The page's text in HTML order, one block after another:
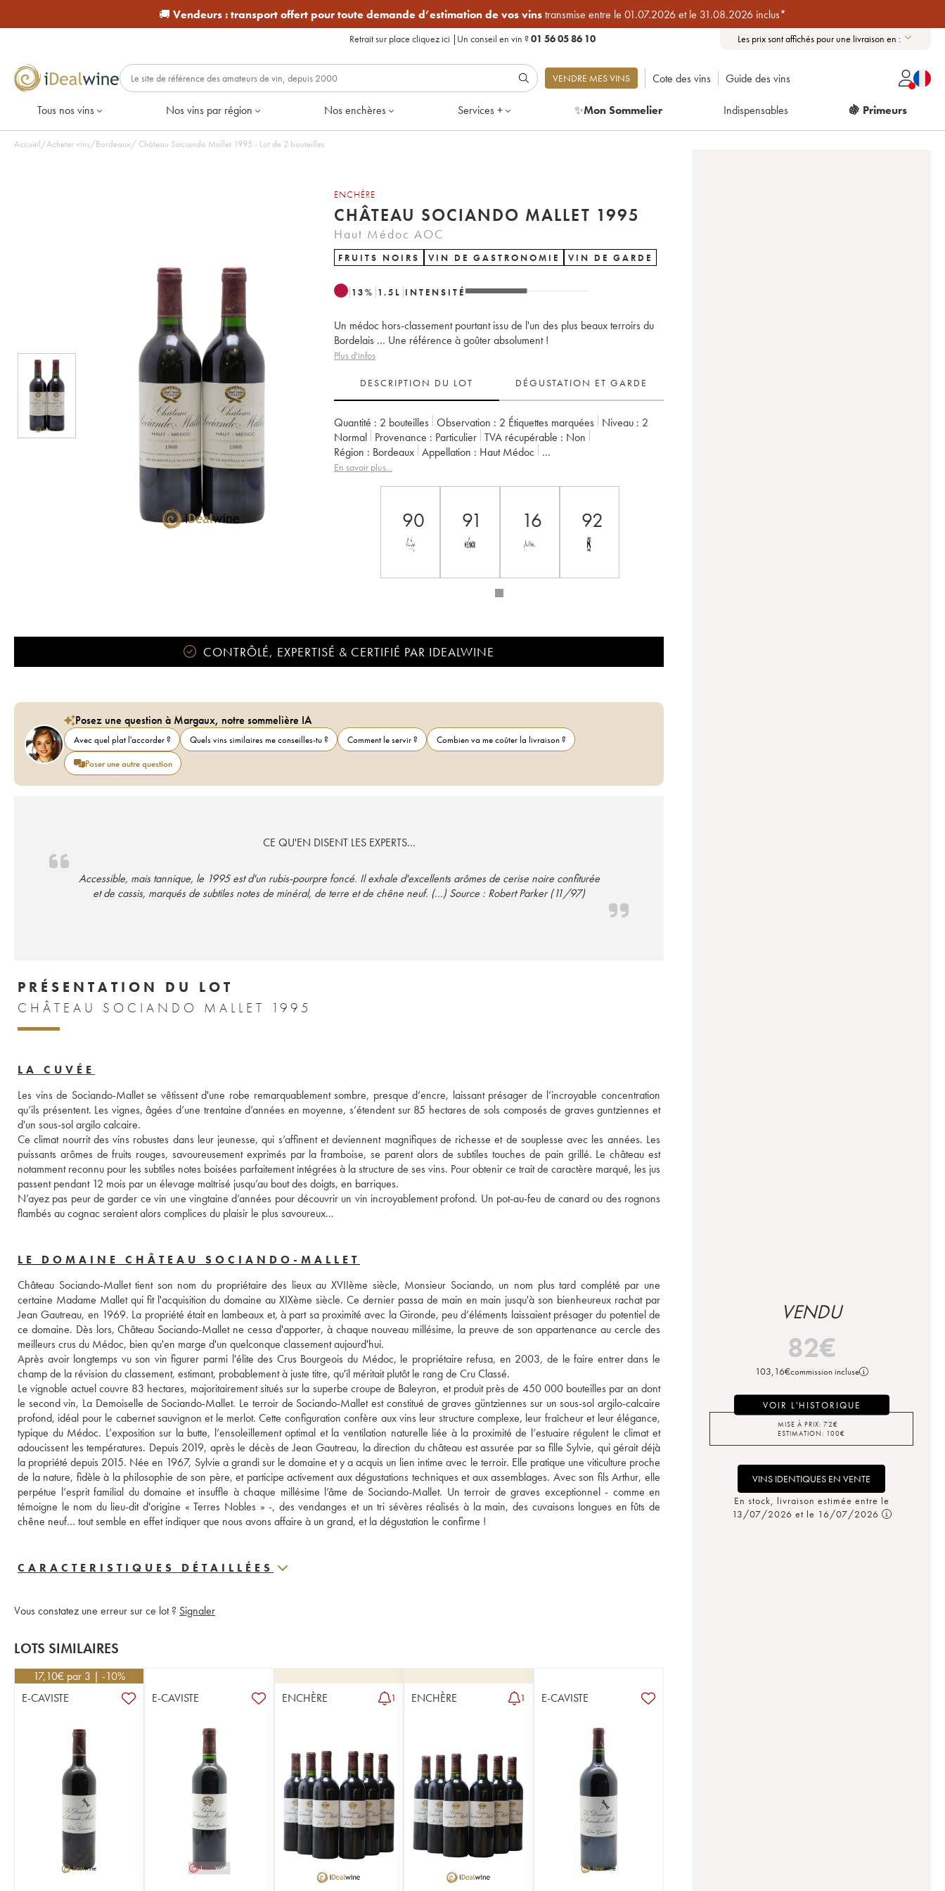
🚚 Vendeurs :transport offert pour toute demande d’estimation de vos vinstransmise entre le 01.07.2026 et le 31.08.2026 inclus*
Retrait sur place cliquez ici | Un conseil en vin ?01 56 05 86 10 Les prix sont affichés pour une livraison en :
VENDRE MES VINS Cote des vins Guide des vins
Tous nos vins Nos vins par région Nos enchères Services + ✨Mon Sommelier Indispensables 🍇 Primeurs
Accueil/Acheter vins/Bordeaux/ Château Sociando Mallet 1995 - Lot de 2 bouteilles
ENCHÈRE
CHÂTEAU SOCIANDO MALLET 1995
Haut Médoc AOC
FRUITS NOIRS VIN DE GASTRONOMIE VIN DE GARDE
13% 1.5 L INTENSITÉ
Un médoc hors-classement pourtant issu de l'un des plus beaux terroirs du
Bordelais ... Une référence à goûter absolument !
Plus d'infos
DESCRIPTION DU LOT DÉGUSTATION ET GARDE
Quantité : 2 bouteilles Observation : 2 Étiquettes marquées Niveau : 2
Normal
Provenance : particulier TVA récupérable :
non
Région :
Bordeaux Appellation :
Haut Médoc
Propriétaire :
En savoir plus...
90 91 16 92
CONTRÔLÉ, EXPERTISÉ & CERTIFIÉ PAR IDEALWINE
Posez une question à Margaux, notre sommelière IA
Avec quel plat l'accorder ? Quels vins similaires me conseilles-tu ? Comment le servir ?
Combien va me coûter la livraison ?
Poser une autre question
CE QU'EN DISENT LES EXPERTS...
Accessible, mais tannique, le 1995 est d'un rubis-pourpre foncé. Il exhale d'excellents arômes de cerise noire confiturée
et de cassis, marqués de subtiles notes de minéral, de terre et de chêne neuf. (...) Source : Robert Parker (11/97)
PRÉSENTATION DU LOT
CHÂTEAU SOCIANDO MALLET 1995
LA CUVÉE
Les vins de Sociando-Mallet se vêtissent d'une robe remarquablement sombre, presque d’encre, laissant présager de l’incroyable concentration
qu’ils présentent. Les vignes, âgées d’une trentaine d’années en moyenne, s’étendent sur 85 hectares de sols composés de graves guntziennes et
d'un sous-sol argilo calcaire.
Ce climat nourrit des vins robustes dans leur jeunesse, qui s’affinent et deviennent magnifiques de richesse et de souplesse avec les années. Les
puissants arômes de fruits rouges, savoureusement exprimés par la framboise, se parent alors de subtiles touches de pain grillé. Le château est
notamment reconnu pour les subtiles notes boisées parfaitement intégrées à la structure de ses vins. Pour obtenir ce trait de caractère marqué, les jus
passent pendant 12 mois par un élevage maîtrisé jusqu’au bout des doigts, en barriques.
N’ayez pas peur de garder ce vin une vingtaine d’années pour découvrir un vin incroyablement profond. Un pot-au-feu de canard ou des rognons
LE DOMAINE CHÂTEAU SOCIANDO-MALLET
Château Sociando-Mallet tient son nom du propriétaire des lieux au XVIIème siècle, Monsieur Sociando, un nom plus tard complété par une
certaine Madame Mallet qui fit l'acquisition du domaine au XIXème siècle. Ce dernier passa de main en main jusqu'à son bienheureux rachat par
Jean Gautreau, en 1969. La propriété était en lambeaux et, à part sa proximité avec la Gironde, peu d’éléments laissaient présager du potentiel de
ce domaine. Dès lors, Château Sociando-Mallet ne cessa d'apporter, à chaque nouveau millésime, la preuve de son appartenance au cercle des
meilleurs crus du Médoc, bien qu'en marge d'un quelconque classement aujourd'hui.
Après avoir longtemps vu son vin figurer parmi l'élite des Crus Bourgeois du Médoc, le propriétaire refusa, en 2003, de le faire entrer dans le
champ de la révision du classement, estimant, probablement à juste titre, qu'il méritait plutôt le rang de Cru Classé.
Le vignoble actuel couvre 83 hectares, majoritairement situés sur la superbe croupe de Baleyron, et produit près de 450 000 bouteilles par an dont
le second vin, La Demoiselle de Sociando-Mallet. Le terroir de Sociando-Mallet est constitué de graves güntziennes sur un sous-sol argilo-calcaire
profond, idéal pour le cabernet sauvignon et le merlot. Cette configuration confère aux vins leur structure complexe, leur fraîcheur et leur élégance,
typique du Médoc. L’exposition sur la butte, l’ensoleillement optimal et la ventilation naturelle liée à la proximité de l’estuaire régulent le climat et
adoucissent les températures. Depuis 2019, après le décès de Jean Gautreau, la direction du château est assurée par sa fille Sylvie, qui gérait déjà
la propriété depuis 2015. Née en 1967, Sylvie a grandi sur le domaine et y a acquis un lien intime avec le terroir. Elle pratique une viticulture proche
de la nature, fidèle à la philosophie de son père, et participe activement aux dégustations techniques et aux assemblages. Avec son fils Arthur, elle
perpétue l’esprit familial du domaine et insuffle à chaque millésime l’âme de Sociando-Mallet. Un terroir de graves exceptionnel - comme en
témoigne le nom du lieu-dit d'origine « Terres Nobles » -, des vendanges et un tri sévères réalisés à la main, des cuvaisons longues en fûts de
chêne neuf… tout semble en effet indiquer que nous avons affaire à un grand, et la dégustation le confirme !
CARACTERISTIQUES DÉTAILLÉES
Vous constatez une erreur sur ce lot ? Signaler
LOTS SIMILAIRES
17,10€ par 3 | -10%
E-CAVISTE
E-CAVISTE ENCHÈRE 1 ENCHÈRE 1 E-CAVISTE
VENDU
82€
103,16€commission incluse
VOIR L'HISTORIQUE
MISE À PRIX: 72€
ESTIMATION: 100€
VINS IDENTIQUES EN VENTE
En stock, livraison estimée entre le
13/07/2026 et le 16/07/2026